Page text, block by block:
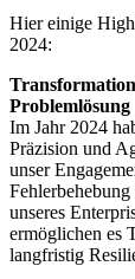
Hier einige
2024:
Problemlösung
Im Jahr 2024
Präzision und
unser
unseres
ermöglichen es
langfristig